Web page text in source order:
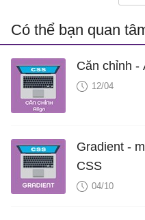
Có thể bạn quan
Căn chỉnh -
12/04
Gradient -
CSS
04/10